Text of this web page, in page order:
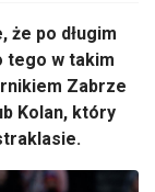
że po długim
tego w takim
Zabrze
Kolan, który